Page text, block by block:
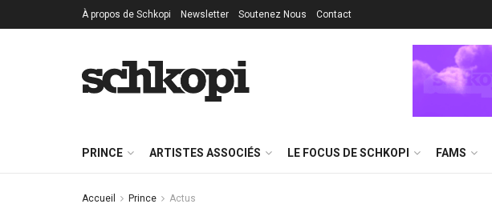
À propos de Schkopi Newsletter Soutenez Nous Contact
PRINCE ARTISTES ASSOCIÉS LE FOCUS DE SCHKOPI FAMS
Accueil Prince Actus